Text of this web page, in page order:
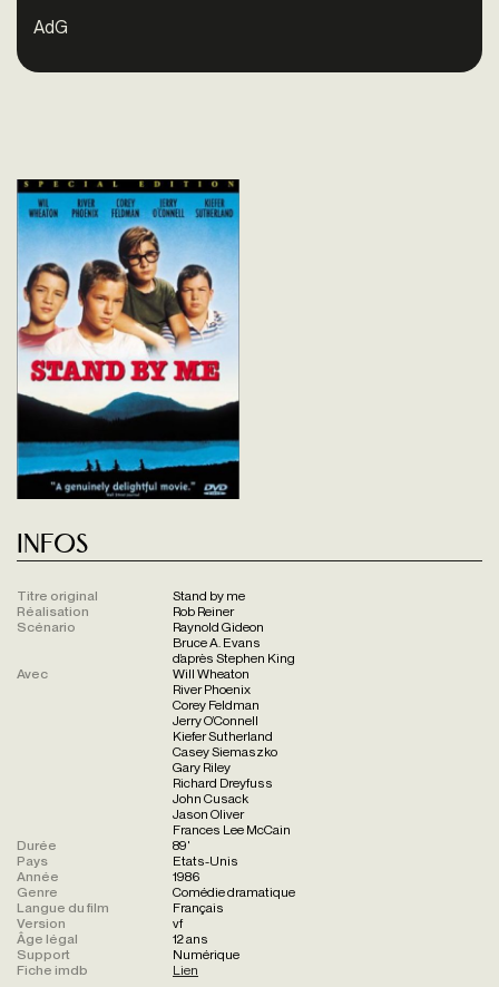
AdG
Infos
Titre original
Stand by me
Réalisation
Rob Reiner
Scénario
Raynold Gideon
Bruce A. Evans
d’après Stephen King
Avec
Will Wheaton
River Phoenix
Corey Feldman
Jerry O’Connell
Kiefer Sutherland
Casey Siemaszko
Gary Riley
Richard Dreyfuss
John Cusack
Jason Oliver
Frances Lee McCain
Durée
89'
Pays
Etats-Unis
Année
1986
Genre
Comédie dramatique
Langue du film
Français
Version
vf
Âge légal
12 ans
Support
Numérique
Fiche imdb
Lien